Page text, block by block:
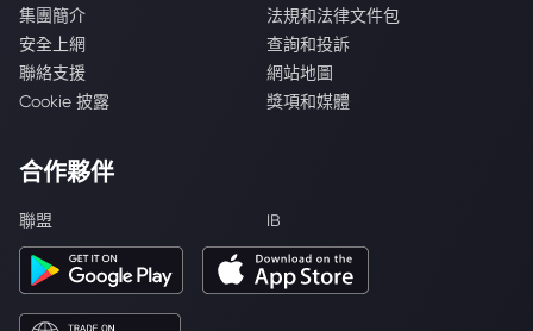
集團簡介
法規和法律文件包
安全上網
查詢和投訴
聯絡支援
網站地圖
Cookie 披露
獎項和媒體
合作夥伴
聯盟 IB